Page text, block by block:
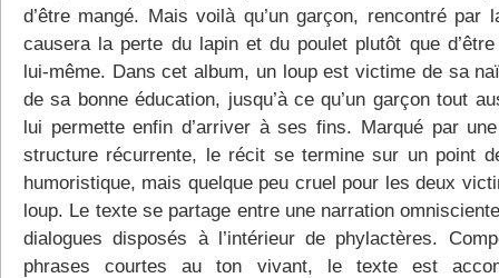
d’être mangé. Mais voilà qu’un garçon, rencontré par
causera la perte du lapin et du poulet plutôt que d’être
lui-même. Dans cet album, un loup est victime de sa
de sa bonne éducation, jusqu’à ce qu’un garçon tout
lui permette enfin d’arriver à ses fins. Marqué par
structure récurrente, le récit se termine sur un point
humoristique, mais quelque peu cruel pour les deux
loup. Le texte se partage entre une narration
dialogues disposés à l’intérieur de phylactères.
phrases courtes au ton vivant, le texte est